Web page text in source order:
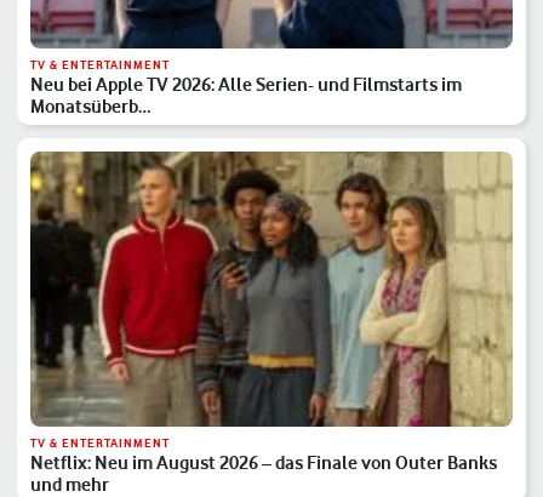
TV & ENTERTAINMENT
Neu bei Apple TV 2026: Alle Serien- und Filmstarts im
Monatsüberb…
TV & ENTERTAINMENT
Netflix: Neu im August 2026 – das Finale von Outer Banks
und mehr